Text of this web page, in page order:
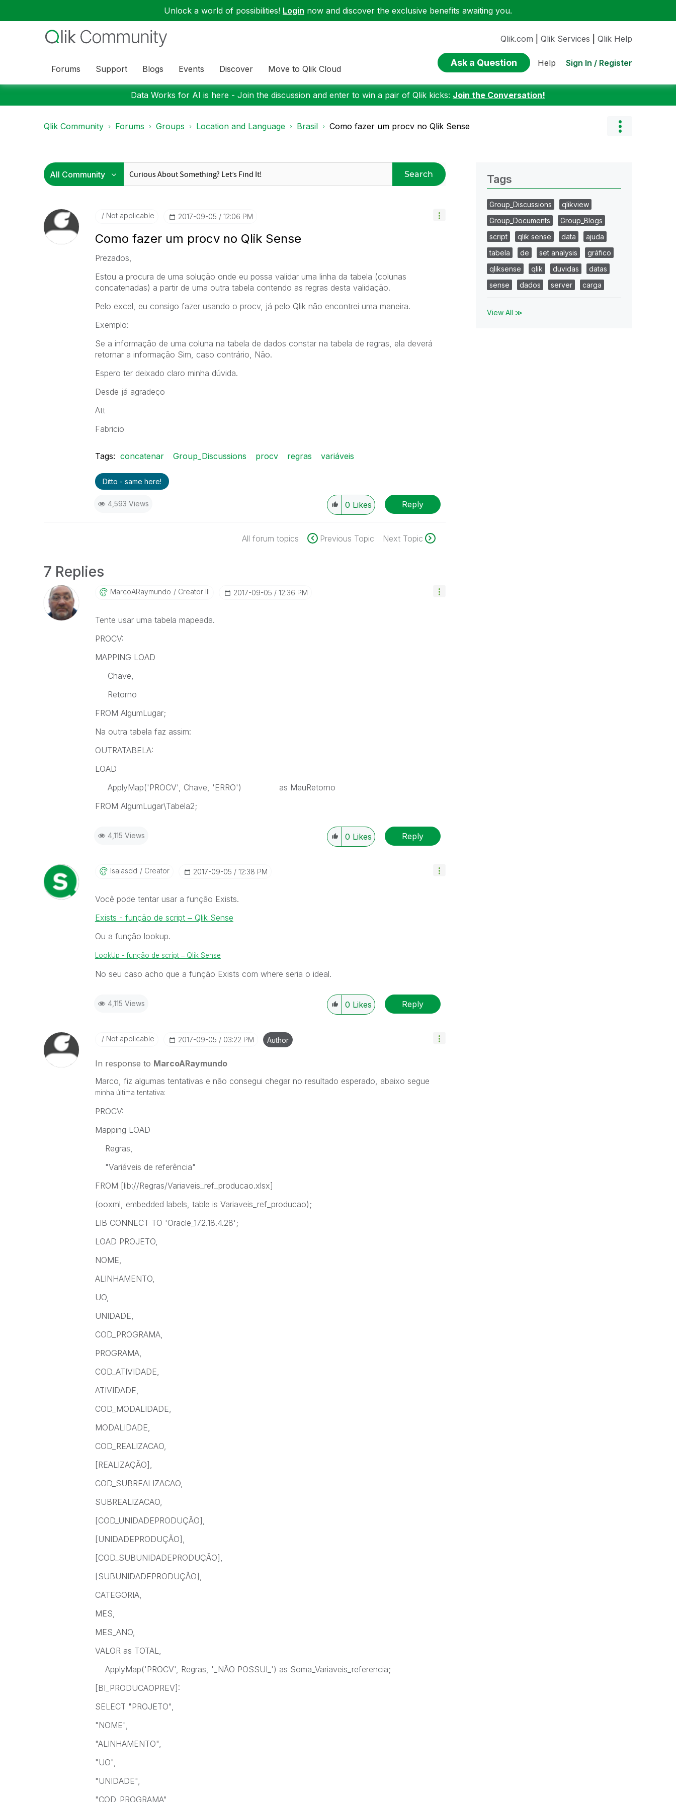
Unlock a world of possibilities! Login now and discover the exclusive benefits awaiting you.
Forums Support Blogs Events Discover Move to Qlik Cloud
Qlik.com Qlik Services Qlik Help
Ask a Question Help Sign In / Register
Data Works for AI is here - Join the discussion and enter to win a pair of Qlik kicks: Join the Conversation!
Qlik Community Forums Groups Location and Language Brasil Como fazer um procv no Qlik Sense
Search
Not applicable ‎2017-09-05 12:06 PM
Como fazer um procv no Qlik Sense
Prezados,
Estou a procura de uma solução onde eu possa validar uma linha da tabela (colunas
concatenadas) a partir de uma outra tabela contendo as regras desta validação.
Pelo excel, eu consigo fazer usando o procv, já pelo Qlik não encontrei uma maneira.
Exemplo:
Se a informação de uma coluna na tabela de dados constar na tabela de regras, ela deverá
retornar a informação Sim, caso contrário, Não.
Espero ter deixado claro minha dúvida.
Desde já agradeço
Att
Fabricio
Tags: concatenar Group_Discussions procv regras variáveis
Ditto - same here!
4,593 Views 0 Likes Reply
All forum topics Previous Topic Next Topic
7 Replies
MarcoARaymundo Creator III ‎2017-09-05 12:36 PM
Tente usar uma tabela mapeada.
PROCV:
MAPPING LOAD
Chave,
Retorno
FROM AlgumLugar;
Na outra tabela faz assim:
OUTRATABELA:
LOAD
ApplyMap('PROCV', Chave, 'ERRO') as MeuRetorno
FROM AlgumLugar\Tabela2;
4,115 Views 0 Likes Reply
Isaiasdd Creator ‎2017-09-05 12:38 PM
Você pode tentar usar a função Exists.
Exists - função de script ‒ Qlik Sense
Ou a função lookup.
LookUp - função de script ‒ Qlik Sense
No seu caso acho que a função Exists com where seria o ideal.
4,115 Views 0 Likes Reply
Not applicable ‎2017-09-05 03:22 PM Author
In response to MarcoARaymundo
Marco, fiz algumas tentativas e não consegui chegar no resultado esperado, abaixo segue
minha última tentativa:
PROCV:
Mapping LOAD
Regras,
"Variáveis de referência"
FROM [lib://Regras/Variaveis_ref_producao.xlsx]
(ooxml, embedded labels, table is Variaveis_ref_producao);
LIB CONNECT TO 'Oracle_172.18.4.28';
LOAD PROJETO,
NOME,
ALINHAMENTO,
UO,
UNIDADE,
COD_PROGRAMA,
PROGRAMA,
COD_ATIVIDADE,
ATIVIDADE,
COD_MODALIDADE,
MODALIDADE,
COD_REALIZACAO,
[REALIZAÇÃO],
COD_SUBREALIZACAO,
SUBREALIZACAO,
[COD_UNIDADEPRODUÇÃO],
[UNIDADEPRODUÇÃO],
[COD_SUBUNIDADEPRODUÇÃO],
[SUBUNIDADEPRODUÇÃO],
CATEGORIA,
MES,
MES_ANO,
VALOR as TOTAL,
ApplyMap('PROCV', Regras, '_NÃO POSSUI_') as Soma_Variaveis_referencia;
[BI_PRODUCAOPREV]:
SELECT "PROJETO",
"NOME",
"ALINHAMENTO",
"UO",
"UNIDADE",
"COD_PROGRAMA",
Tags
Group_Discussions
qlikview
Group_Documents
Group_Blogs
script
qlik sense data
ajuda
tabela
de set analysis
gráfico
qliksense
qlik duvidas
datas
sense
dados server carga
View All ≫